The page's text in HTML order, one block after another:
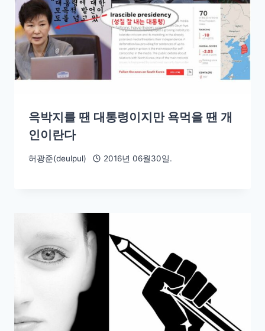
윽박지를 땐 대통령이지만 욕먹을 땐 개
인이란다
허광준(deulpul) 2016년 06월30일.